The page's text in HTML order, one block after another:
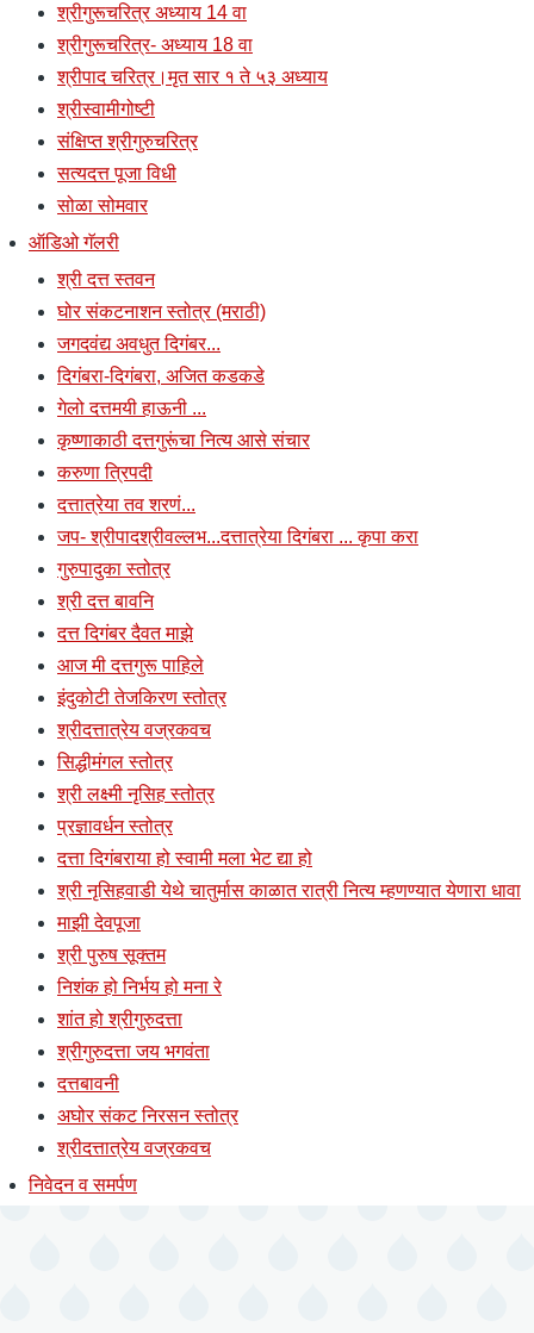
श्रीगुरूचरित्र अध्याय 14 वा
श्रीगुरूचरित्र- अध्याय 18 वा
श्रीपाद चरित्र।मृत सार १ ते ५३ अध्याय
श्रीस्वामीगोष्टी
संक्षिप्त श्रीगुरुचरित्र
सत्यदत्त पूजा विधी
सोळा सोमवार
ऑडिओ गॅलरी
श्री दत्त स्तवन
घोर संकटनाशन स्तोत्र (मराठी)
जगदवंद्य अवधुत दिगंबर...
दिगंबरा-दिगंबरा, अजित कडकडे
गेलो दत्तमयी हाऊनी ...
कृष्णाकाठी दत्तगुरूंचा नित्य आसे संचार
करुणा त्रिपदी
दत्तात्रेया तव शरणं...
जप- श्रीपादश्रीवल्लभ...दत्तात्रेया दिगंबरा ... कृपा करा
गुरुपादुका स्तोत्र
श्री दत्त बावनि
दत्त दिगंबर दैवत माझे
आज मी दत्तगुरू पाहिले
इंदुकोटी तेजकिरण स्तोत्र
श्रीदत्तात्रेय वज्रकवच
सिद्धीमंगल स्तोत्र
श्री लक्ष्मी नृसिह स्तोत्र
प्रज्ञावर्धन स्तोत्र
दत्ता दिगंबराया हो स्वामी मला भेट द्या हो
श्री नृसिहवाडी येथे चातुर्मास काळात रात्री नित्य म्हणण्यात येणारा धावा
माझी देवपूजा
श्री पुरुष सूक्तम
निशंक हो निर्भय हो मना रे
शांत हो श्रीगुरुदत्ता
श्रीगुरुदत्ता जय भगवंता
दत्तबावनी
अघोर संकट निरसन स्तोत्र
श्रीदत्तात्रेय वज्रकवच
निवेदन व समर्पण